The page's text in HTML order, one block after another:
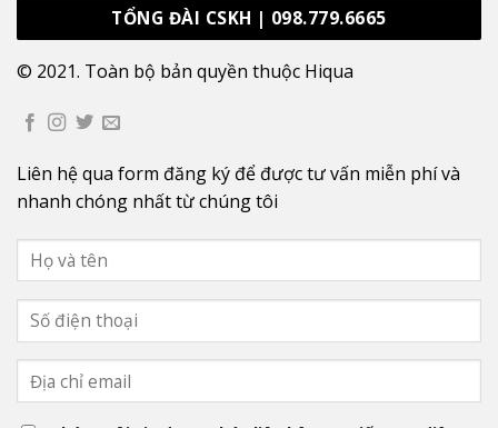
TỔNG ĐÀI CSKH | 098.779.6665
© 2021. Toàn bộ bản quyền thuộc Hiqua
Liên hệ qua form đăng ký để được tư vấn miễn phí và
nhanh chóng nhất từ chúng tôi